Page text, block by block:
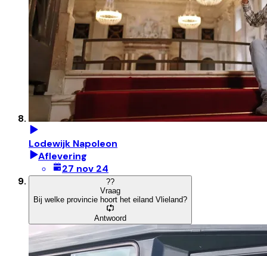
Lodewijk Napoleon
Aflevering
27 nov 24
??
Vraag
Bij welke provincie hoort het eiland Vlieland?
Antwoord